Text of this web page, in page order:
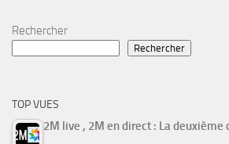
Rechercher
Rechercher
TOP VUES
2M live , 2M en direct : La deuxième